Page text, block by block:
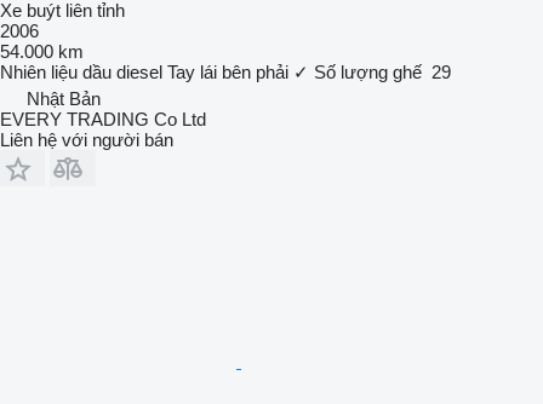
Xe buýt liên tỉnh
2006
54.000 km
Nhiên liệu dầu diesel Tay lái bên phải ✓ Số lượng ghế 29
Nhật Bản
EVERY TRADING Co Ltd
Liên hệ với người bán